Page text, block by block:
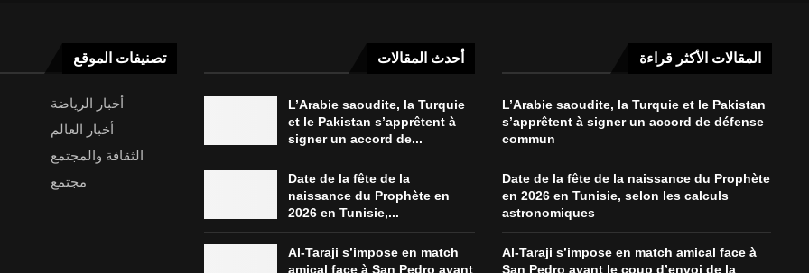
تصنيفات الموقع
أخبار الرياضة
أخبار العالم
الثقافة والمجتمع
مجتمع
أحدث المقالات
L’Arabie saoudite, la Turquie
et le Pakistan s’apprêtent à
signer un accord de...
Date de la fête de la
naissance du Prophète en
2026 en Tunisie,...
Al-Taraji s’impose en match
amical face à San Pedro avant
المقالات الأكثر قراءة
L’Arabie saoudite, la Turquie et le Pakistan
s’apprêtent à signer un accord de défense
commun
Date de la fête de la naissance du Prophète
en 2026 en Tunisie, selon les calculs
astronomiques
Al-Taraji s’impose en match amical face à
San Pedro avant le coup d’envoi de la